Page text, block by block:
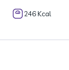
246 Kcal